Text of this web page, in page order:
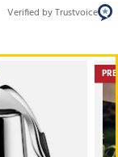
Verified by Trustvoice